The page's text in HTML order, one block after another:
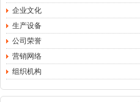
企业文化
生产设备
公司荣誉
营销网络
组织机构